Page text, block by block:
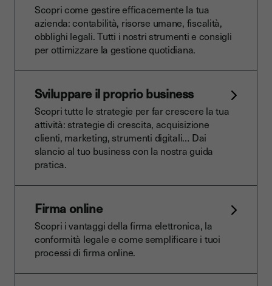
Scopri come gestire efficacemente la tua
azienda: contabilità, risorse umane, fiscalità,
obblighi legali. Tutti i nostri strumenti e consigli
per ottimizzare la gestione quotidiana.
Sviluppare il proprio business
Scopri tutte le strategie per far crescere la tua
attività: strategie di crescita, acquisizione
clienti, marketing, strumenti digitali… Dai
slancio al tuo business con la nostra guida
pratica.
Firma online
Scopri i vantaggi della firma elettronica, la
conformità legale e come semplificare i tuoi
processi di firma online.